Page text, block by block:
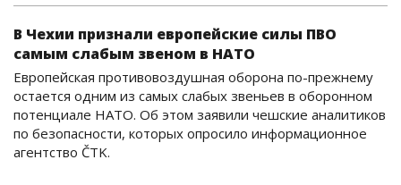
В Чехии признали европейские силы ПВО
самым слабым звеном в НАТО
Европейская противовоздушная оборона по-прежнему
остается одним из самых слабых звеньев в оборонном
потенциале НАТО. Об этом заявили чешские аналитиков
по безопасности, которых опросило информационное
агентство ČTK.